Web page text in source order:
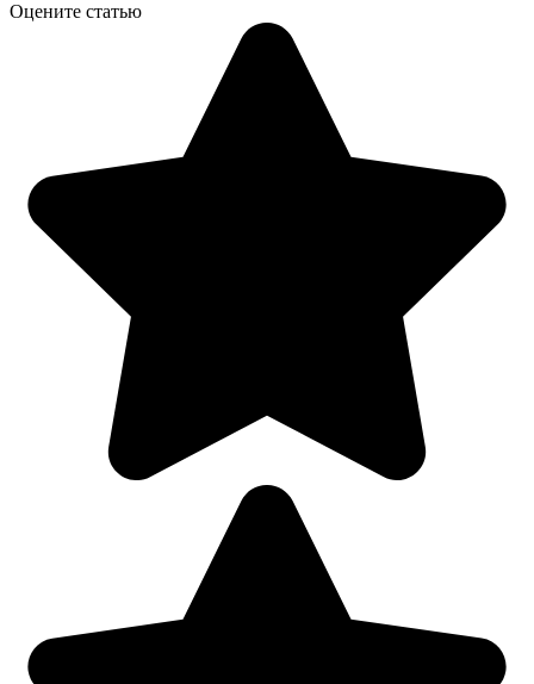
Оцените статью